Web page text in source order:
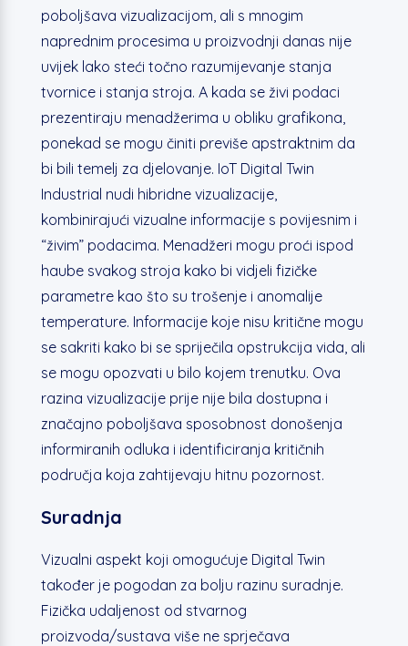
poboljšava vizualizacijom, ali s mnogim
naprednim procesima u proizvodnji danas nije
uvijek lako steći točno razumijevanje stanja
tvornice i stanja stroja. A kada se živi podaci
prezentiraju menadžerima u obliku grafikona,
ponekad se mogu činiti previše apstraktnim da
bi bili temelj za djelovanje. IoT Digital Twin
Industrial nudi hibridne vizualizacije,
kombinirajući vizualne informacije s povijesnim i
“živim” podacima. Menadžeri mogu proći ispod
haube svakog stroja kako bi vidjeli fizičke
parametre kao što su trošenje i anomalije
temperature. Informacije koje nisu kritične mogu
se sakriti kako bi se spriječila opstrukcija vida, ali
se mogu opozvati u bilo kojem trenutku. Ova
razina vizualizacije prije nije bila dostupna i
značajno poboljšava sposobnost donošenja
informiranih odluka i identificiranja kritičnih
područja koja zahtijevaju hitnu pozornost.
Suradnja
Vizualni aspekt koji omogućuje Digital Twin
također je pogodan za bolju razinu suradnje.
Fizička udaljenost od stvarnog
proizvoda/sustava više ne sprječava